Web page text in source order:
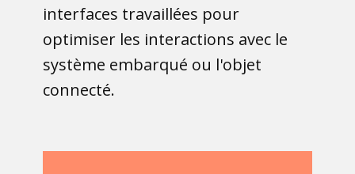
interfaces travaillées pour
optimiser les interactions avec le
système embarqué ou l'objet
connecté.